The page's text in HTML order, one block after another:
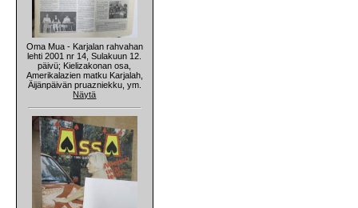
Oma Mua - Karjalan rahvahan
lehti 2001 nr 14, Sulakuun 12.
päivü; Kielizakonan osa,
Amerikalazien matku Karjalah,
Äijänpäivän pruazniekku, ym.
Näytä